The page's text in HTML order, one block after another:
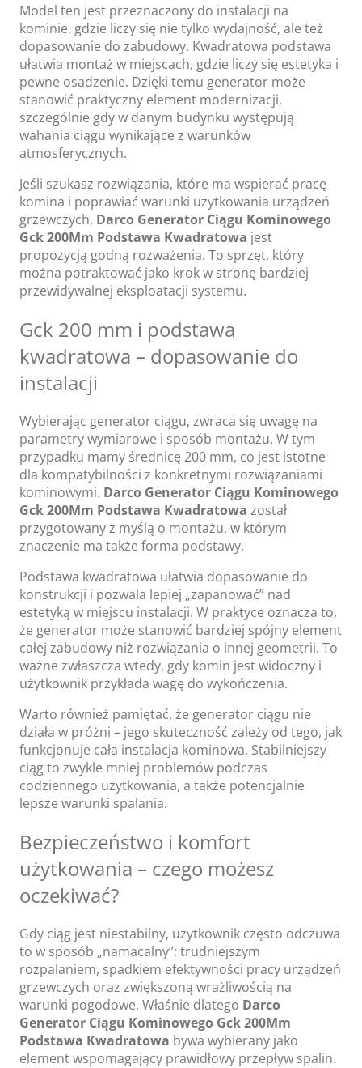
Model ten jest przeznaczony do instalacji na
kominie, gdzie liczy się nie tylko wydajność, ale też
dopasowanie do zabudowy. Kwadratowa podstawa
ułatwia montaż w miejscach, gdzie liczy się estetyka i
pewne osadzenie. Dzięki temu generator może
stanowić praktyczny element modernizacji,
szczególnie gdy w danym budynku występują
wahania ciągu wynikające z warunków
atmosferycznych.
Jeśli szukasz rozwiązania, które ma wspierać pracę
komina i poprawiać warunki użytkowania urządzeń
grzewczych, Darco Generator Ciągu Kominowego
Gck 200Mm Podstawa Kwadratowa jest
propozycją godną rozważenia. To sprzęt, który
można potraktować jako krok w stronę bardziej
przewidywalnej eksploatacji systemu.
Gck 200 mm i podstawa
kwadratowa – dopasowanie do
instalacji
Wybierając generator ciągu, zwraca się uwagę na
parametry wymiarowe i sposób montażu. W tym
przypadku mamy średnicę 200 mm, co jest istotne
dla kompatybilności z konkretnymi rozwiązaniami
kominowymi. Darco Generator Ciągu Kominowego
Gck 200Mm Podstawa Kwadratowa został
przygotowany z myślą o montażu, w którym
znaczenie ma także forma podstawy.
Podstawa kwadratowa ułatwia dopasowanie do
konstrukcji i pozwala lepiej „zapanować” nad
estetyką w miejscu instalacji. W praktyce oznacza to,
że generator może stanowić bardziej spójny element
całej zabudowy niż rozwiązania o innej geometrii. To
ważne zwłaszcza wtedy, gdy komin jest widoczny i
użytkownik przykłada wagę do wykończenia.
Warto również pamiętać, że generator ciągu nie
działa w próżni – jego skuteczność zależy od tego, jak
funkcjonuje cała instalacja kominowa. Stabilniejszy
ciąg to zwykle mniej problemów podczas
codziennego użytkowania, a także potencjalnie
lepsze warunki spalania.
Bezpieczeństwo i komfort
użytkowania – czego możesz
oczekiwać?
Gdy ciąg jest niestabilny, użytkownik często odczuwa
to w sposób „namacalny”: trudniejszym
rozpalaniem, spadkiem efektywności pracy urządzeń
grzewczych oraz zwiększoną wrażliwością na
warunki pogodowe. Właśnie dlatego Darco
Generator Ciągu Kominowego Gck 200Mm
Podstawa Kwadratowa bywa wybierany jako
element wspomagający prawidłowy przepływ spalin.